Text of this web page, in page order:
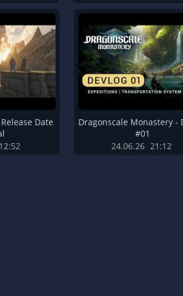
Date
12:52
Dragonscale Monastery -
#01
24.06.26 21:12